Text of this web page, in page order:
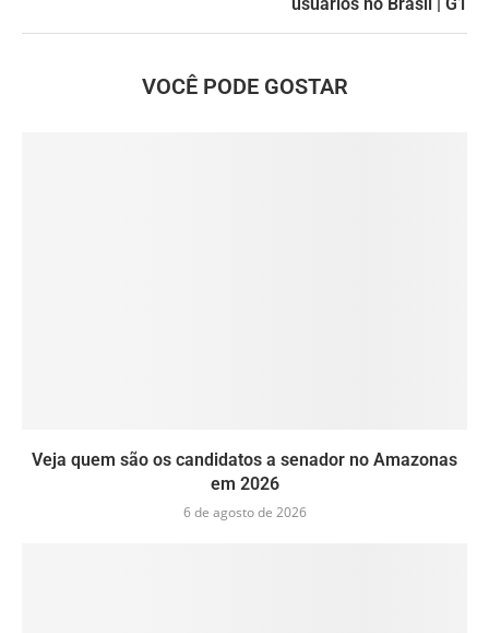
VOCÊ PODE GOSTAR
Veja quem são os candidatos a senador no Amazonas
em 2026
6 de agosto de 2026